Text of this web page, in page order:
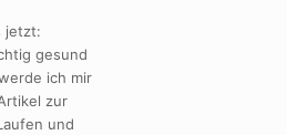
jetzt:
gesund
ich mir
zur
und